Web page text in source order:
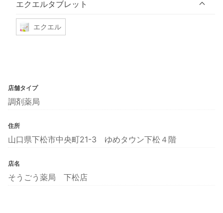
エクエルタブレット
エクエル
店舗タイプ
調剤薬局
住所
山口県下松市中央町21-3 ゆめタウン下松４階
店名
そうごう薬局 下松店